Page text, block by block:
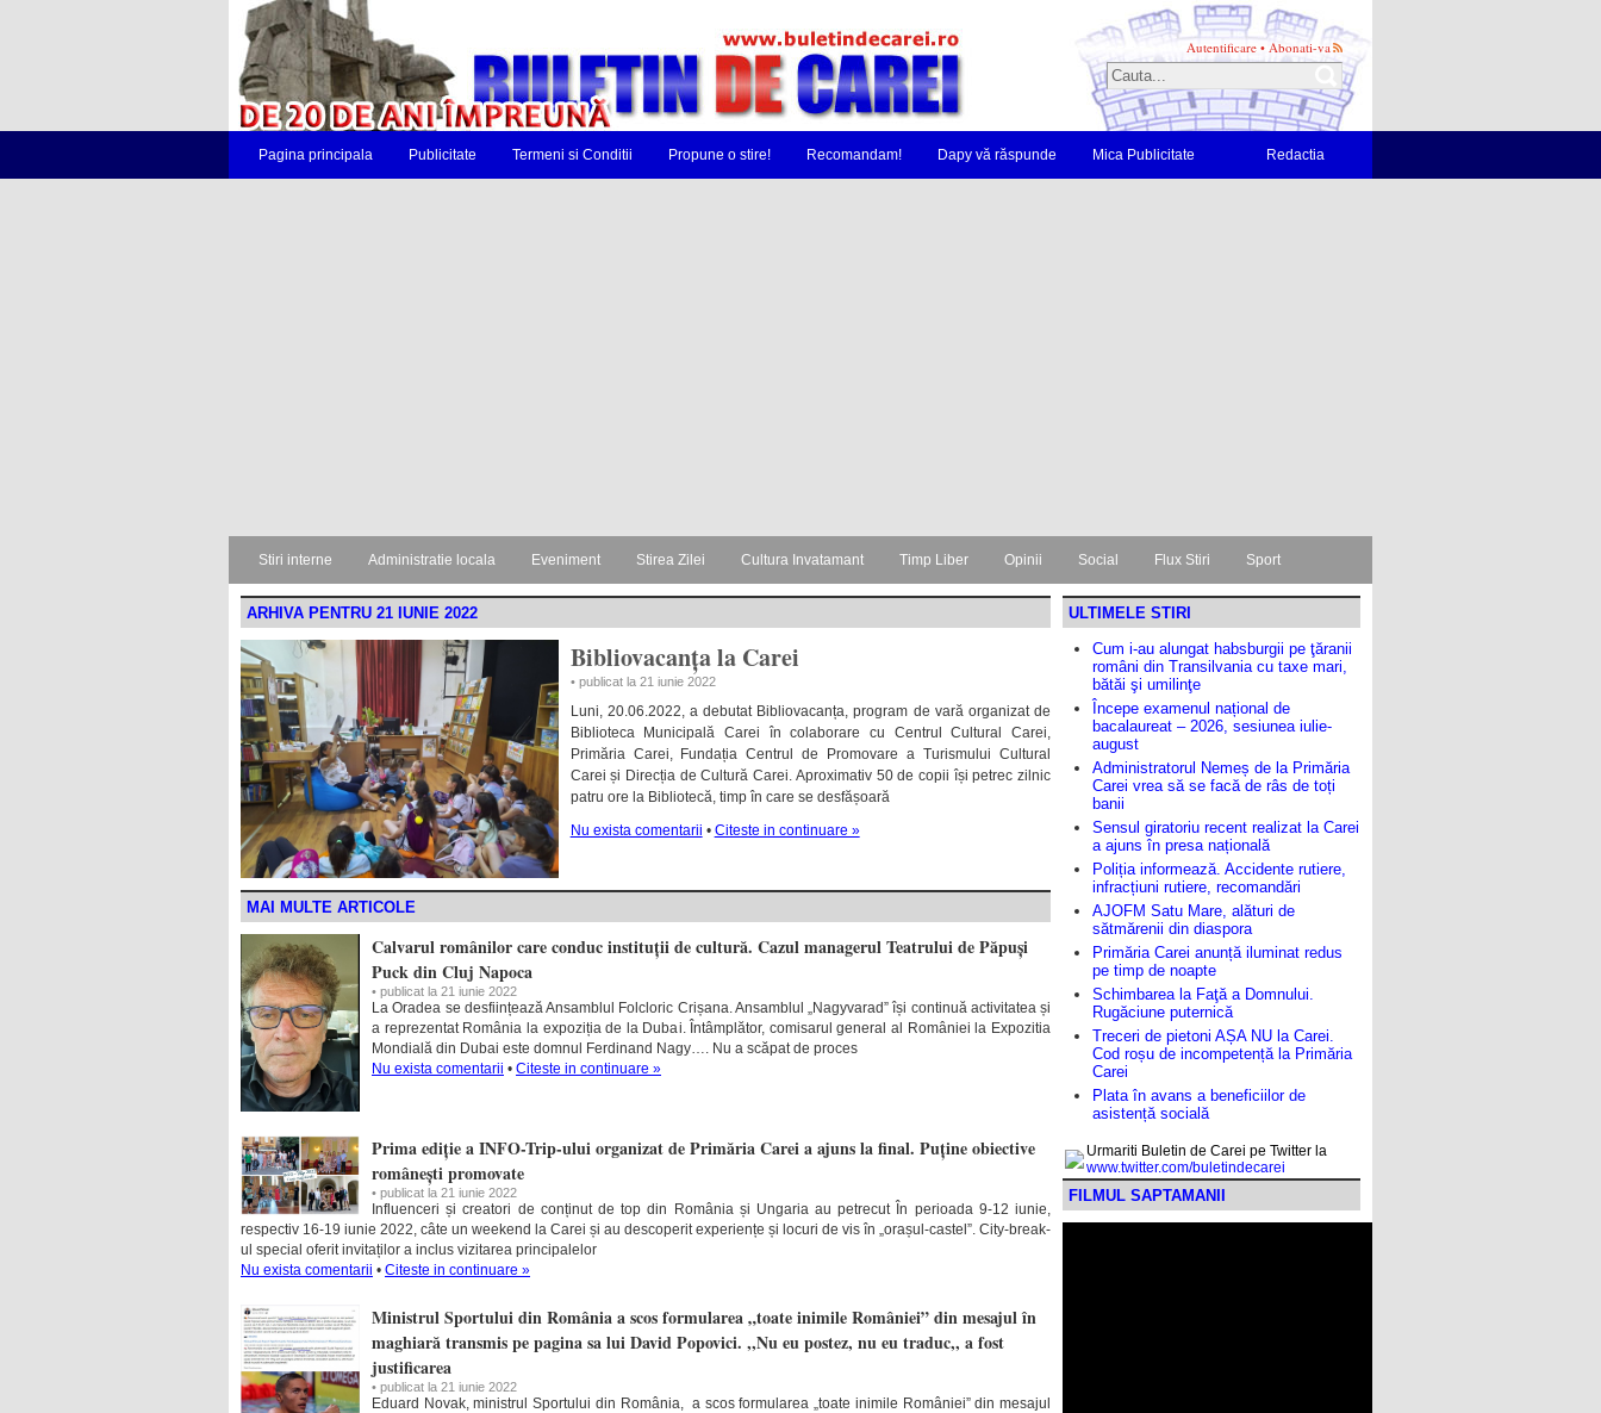
Autentificare • Abonati-va
Pagina principala Publicitate Termeni si Conditii Propune o stire! Recomandam! Dapy vă răspunde Mica Publicitate Redactia
Stiri interne Administratie locala Eveniment Stirea Zilei Cultura Invatamant Timp Liber Opinii Social Flux Stiri Sport
ARHIVA PENTRU 21 IUNIE 2022
Bibliovacanța la Carei
• publicat la 21 iunie 2022
Luni, 20.06.2022, a debutat Bibliovacanța, program de vară organizat de
Biblioteca Municipală Carei în colaborare cu Centrul Cultural Carei,
Primăria Carei, Fundația Centrul de Promovare a Turismului Cultural
Carei și Direcția de Cultură Carei. Aproximativ 50 de copii își petrec zilnic
patru ore la Bibliotecă, timp în care se desfășoară
Nu exista comentarii • Citeste in continuare »
MAI MULTE ARTICOLE
Calvarul românilor care conduc instituții de cultură. Cazul managerul Teatrului de Păpuși
Puck din Cluj Napoca
• publicat la 21 iunie 2022
La Oradea se desființează Ansamblul Folcloric Crișana. Ansamblul „Nagyvarad” își continuă activitatea și
a reprezentat România la expoziția de la Dubai. Întâmplător, comisarul general al României la Expozitia
Mondială din Dubai este domnul Ferdinand Nagy…. Nu a scăpat de proces
Nu exista comentarii • Citeste in continuare »
Prima ediție a INFO-Trip-ului organizat de Primăria Carei a ajuns la final. Puține obiective
românești promovate
• publicat la 21 iunie 2022
Influenceri și creatori de conținut de top din România și Ungaria au petrecut În perioada 9-12 iunie,
respectiv 16-19 iunie 2022, câte un weekend la Carei și au descoperit experiențe și locuri de vis în „orașul-castel”. City-break-
ul special oferit invitaților a inclus vizitarea principalelor
Nu exista comentarii • Citeste in continuare »
Ministrul Sportului din România a scos formularea „toate inimile României” din mesajul în
maghiară transmis pe pagina sa lui David Popovici. ,,Nu eu postez, nu eu traduc,, a fost
justificarea
• publicat la 21 iunie 2022
Eduard Novak, ministrul Sportului din România, a scos formularea „toate inimile României” din mesajul
ULTIMELE STIRI
Cum i-au alungat habsburgii pe ţăranii
români din Transilvania cu taxe mari,
bătăi şi umilinţe
Începe examenul național de
bacalaureat – 2026, sesiunea iulie-
august
Administratorul Nemeș de la Primăria
Carei vrea să se facă de râs de toți
banii
Sensul giratoriu recent realizat la Carei
a ajuns în presa națională
Poliția informează. Accidente rutiere,
infracțiuni rutiere, recomandări
AJOFM Satu Mare, alături de
sătmărenii din diaspora
Primăria Carei anunță iluminat redus
pe timp de noapte
Schimbarea la Faţă a Domnului.
Rugăciune puternică
Treceri de pietoni AȘA NU la Carei.
Cod roșu de incompetență la Primăria
Carei
Plata în avans a beneficiilor de
asistență socială
Urmariti Buletin de Carei pe Twitter la
www.twitter.com/buletindecarei
FILMUL SAPTAMANII